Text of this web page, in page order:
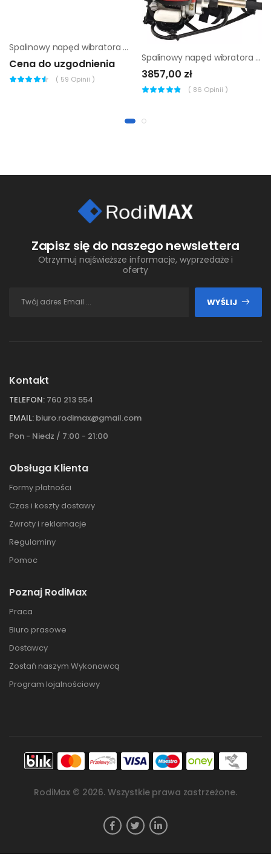
Spalinowy napęd wibratora do betonu Wacker Neuson A5000
Cena do uzgodnienia
( 59 Opinii )
Spalinowy napęd wibratora do betonu Enar Back Pack
3857,00 zł
( 86 Opinii )
Zapisz się do naszego newslettera
Otrzymuj najświeższe informacje, wyprzedaże i
oferty
WYŚLIJ
Kontakt
TELEFON: 760 213 554
EMAIL: biuro.rodimax@gmail.com
Pon - Niedz / 7:00 - 21:00
Obsługa Klienta
Formy płatności
Czas i koszty dostawy
Zwroty i reklamacje
Regulaminy
Pomoc
Poznaj RodiMax
Praca
Biuro prasowe
Dostawcy
Zostań naszym Wykonawcą
Program lojalnościowy
RodiMax © 2026. Wszystkie prawa zastrzeżone.